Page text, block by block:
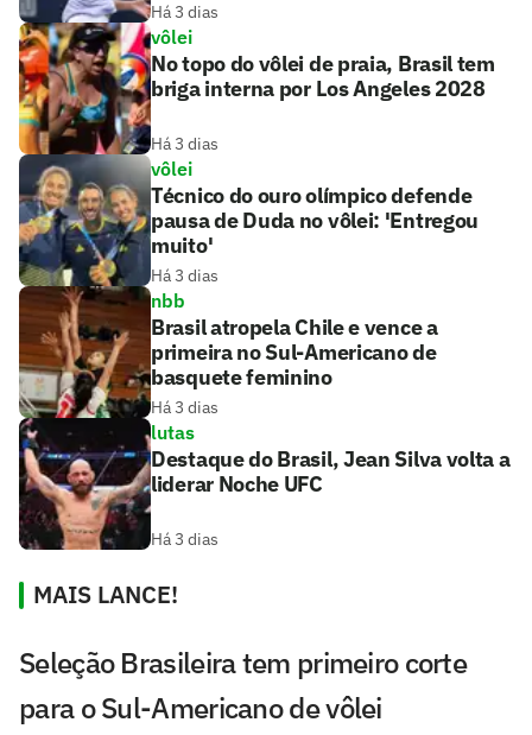
Há 3 dias
vôlei
No topo do vôlei de praia, Brasil tem
briga interna por Los Angeles 2028
Há 3 dias
vôlei
Técnico do ouro olímpico defende
pausa de Duda no vôlei: 'Entregou
muito'
Há 3 dias
nbb
Brasil atropela Chile e vence a
primeira no Sul-Americano de
basquete feminino
Há 3 dias
lutas
Destaque do Brasil, Jean Silva volta a
liderar Noche UFC
Há 3 dias
MAIS LANCE!
Seleção Brasileira tem primeiro corte
para o Sul-Americano de vôlei